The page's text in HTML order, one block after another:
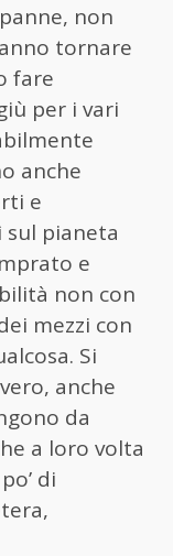
non
tornare
fare
per i vari
anche
e
sul pianeta
e
non con
mezzi con
Si
anche
da
a loro volta
di